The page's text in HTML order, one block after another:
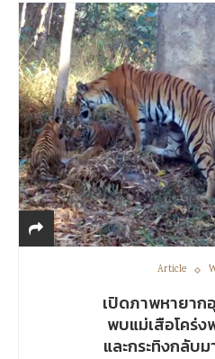
Article
เปิดภาพหายาก
พบแม่เสือโคร่
และกระทิงกลับ